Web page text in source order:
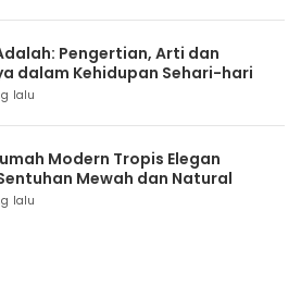
Pengertian, Arti dan
dalam Kehidupan Sehari-hari
lalu
Modern Tropis Elegan
Mewah dan Natural
lalu